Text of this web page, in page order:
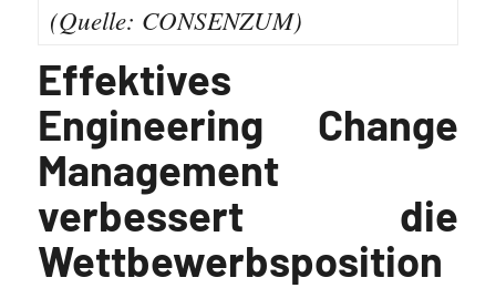
(Quelle: CONSENZUM)
Effektives
Engineering Change
Management
verbessert die
Wettbewerbsposition